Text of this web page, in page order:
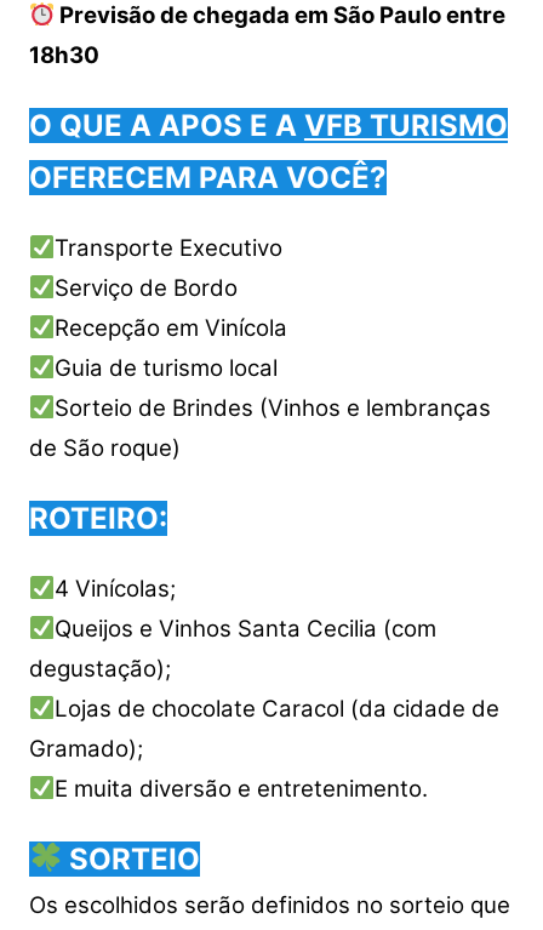
Previsão de chegada em São Paulo entre
18h30
O QUE A APOS E A VFB TURISMO
OFERECEM PARA VOCÊ?
Transporte Executivo
Serviço de Bordo
Recepção em Vinícola
Guia de turismo local
Sorteio de Brindes (Vinhos e lembranças
de São roque)
ROTEIRO:
4 Vinícolas;
Queijos e Vinhos Santa Cecilia (com
degustação);
Lojas de chocolate Caracol (da cidade de
Gramado);
E muita diversão e entretenimento.
SORTEIO
Os escolhidos serão definidos no sorteio que